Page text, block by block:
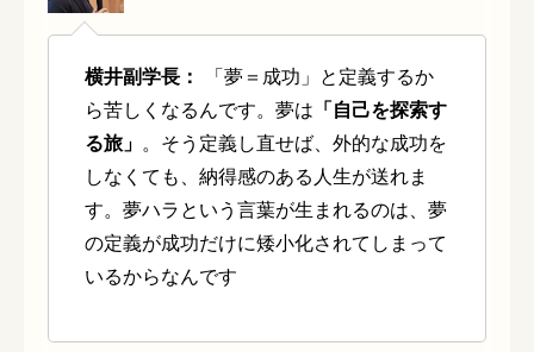
横井副学長：
「夢＝成功」と定義するか
ら苦しくなるんです。夢は 「自己を探索す
る旅」 。そう定義し直せば、外的な成功を
しなくても、納得感のある人生が送れま
す。夢ハラという言葉が生まれるのは、夢
の定義が成功だけに矮小化されてしまって
いるからなんです